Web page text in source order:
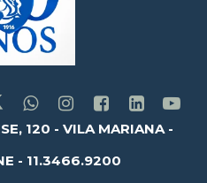
120 - VILA MARIANA -
- 11.3466.9200